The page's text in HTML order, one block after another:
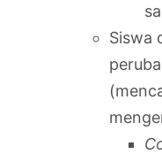
Siswa